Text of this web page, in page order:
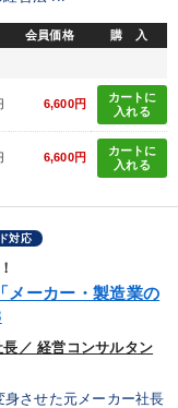
会員価格 購 入
6,600円
カートに
入れる
6,600円
カートに
入れる
対応
メーカー・製造業の
／ 経営コンサルタン
身させた元メーカー社長